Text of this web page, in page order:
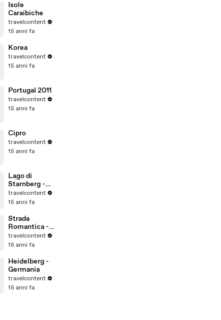
Isole
Caraibiche
travelcontent
15 anni fa
Korea
travelcontent
15 anni fa
Portugal 2011
travelcontent
15 anni fa
Cipro
travelcontent
15 anni fa
Lago di
Starnberg -
Ludwig Tour -
Baviera -
travelcontent
15 anni fa
Strada
Romantica -
Rottenburg
am Neckar -
travelcontent
15 anni fa
Heidelberg -
Germania
travelcontent
15 anni fa